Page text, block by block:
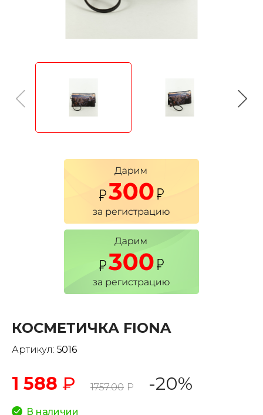
КОСМЕТИЧКА FIONA
Артикул: 5016
1 588 ₽ 1757.00 Р -20%
В наличии